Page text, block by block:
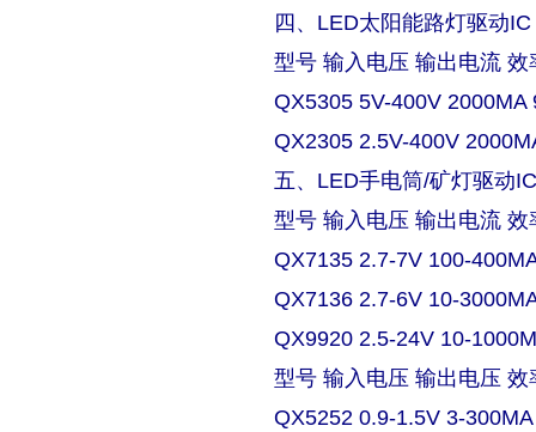
四、LED太阳能路灯驱动IC
型号 输入电压 输出电流 效
QX5305 5V-400V 2000MA
QX2305 2.5V-400V
五、LED手电筒/矿灯驱动
型号 输入电压 输出电流 效
QX7135 2.7-7V 100-
QX7136 2.7-6V 10-
QX9920 2.5-24V 10-
型号 输入电压 输出电压 效
QX5252 0.9-1.5V 3-